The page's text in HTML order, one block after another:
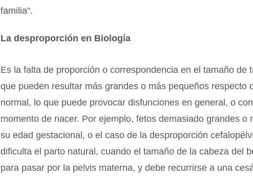
familia”.
La desproporción en Biología
Es la falta de proporción o correspondencia en el tamaño de
que pueden resultar más grandes o más pequeños respecto
normal, lo que puede provocar disfunciones en general, o
momento de nacer. Por ejemplo, fetos demasiado grandes o
su edad gestacional, o el caso de la desproporción
dificulta el parto natural, cuando el tamaño de la cabeza del
para pasar por la pelvis materna, y debe recurrirse a una